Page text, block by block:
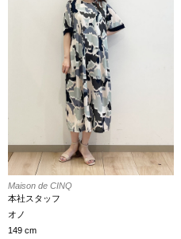
Maison de CINQ
本社スタッフ
オノ
149 cm